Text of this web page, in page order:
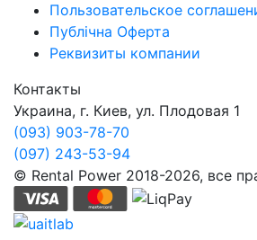
Пользовательское
Публічна Оферта
Реквизиты компании
Контакты
Украина, г. Киев, ул. Плодовая 1
(093) 903-78-70
(097) 243-53-94
© Rental Power 2018-2026, все